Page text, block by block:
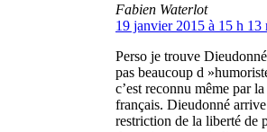
Fabien Waterlot
19 janvier 2015 à 15 h 13
Perso je trouve
pas beaucoup d
c’est reconnu même par
français. Dieudonné
restriction de la liberté de